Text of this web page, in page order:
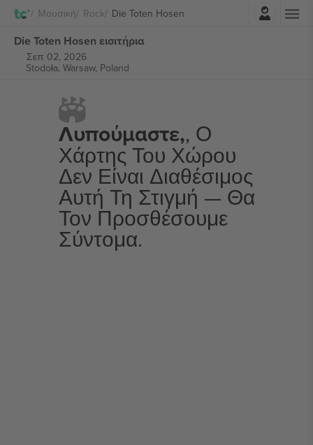
Μουσική Rock Die Toten HosenΣύνδεση
Die Toten Hosen εισιτήρια
Σεπ 02, 2026
Stodoła, Warsaw, Poland
Λυπούμαστε,, Ο
Χάρτης Του Χώρου
Δεν Είναι Διαθέσιμος
Αυτή Τη Στιγμή — Θα
Τον Προσθέσουμε
Σύντομα.